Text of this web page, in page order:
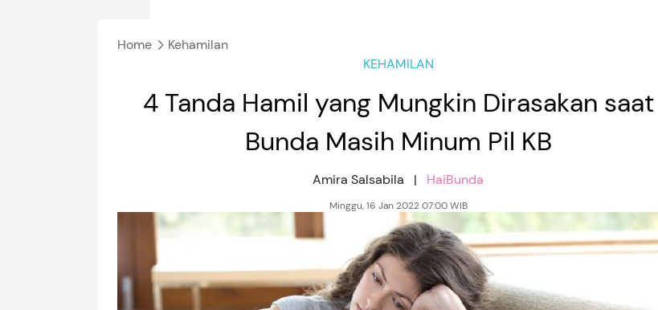
Home
Kehamilan
KEHAMILAN
4 Tanda Hamil yang Mungkin Dirasakan saat
Bunda Masih Minum Pil KB
Amira Salsabila | HaiBunda
Minggu, 16 Jan 2022 07:00 WIB